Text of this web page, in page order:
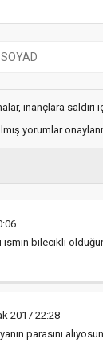
inançlara saldırı
yorumlar
ismin bilecikli
2017 22:28
parasını